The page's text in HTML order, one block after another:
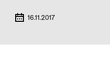
16.11.2017